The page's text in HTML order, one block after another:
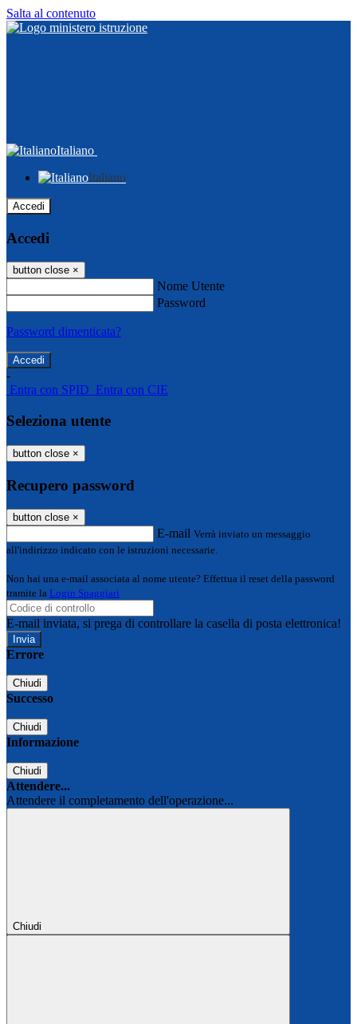
Salta al contenuto
Italiano
Italiano
Accedi
Accedi
button close ×
Nome Utente
Password
Password dimenticata?
-
Entra con SPID Entra con CIE
Seleziona utente
button close ×
Recupero password
button close ×
E-mail Verrà inviato un messaggio
all'indirizzo indicato con le istruzioni necessarie.
Non hai una e-mail associata al nome utente? Effettua il reset della password
tramite la Login Spaggiari
E-mail inviata, si prega di controllare la casella di posta elettronica!
Errore
Chiudi
Successo
Chiudi
Informazione
Chiudi
Attendere...
Attendere il completamento dell'operazione...
Chiudi